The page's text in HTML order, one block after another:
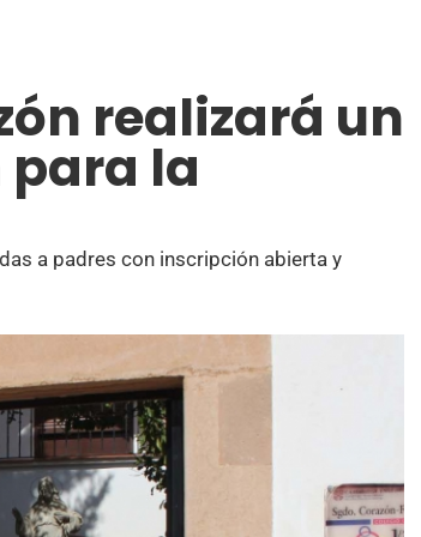
realizará un
la
a padres con inscripción abierta y